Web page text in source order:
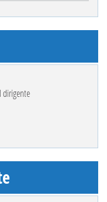
dirigente